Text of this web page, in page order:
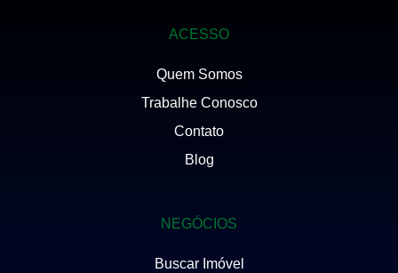
ACESSO
Quem Somos
Trabalhe Conosco
Contato
Blog
NEGÓCIOS
Buscar Imóvel